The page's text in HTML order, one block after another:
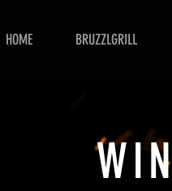
HOME BRUZZLGRILL